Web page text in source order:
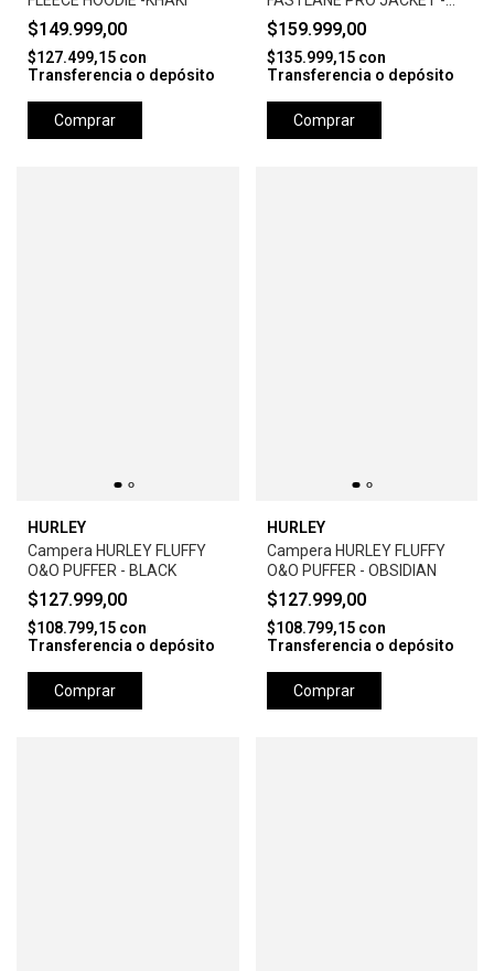
$149.999,00
$127.499,15 con
Transferencia o depósito
Comprar
CAMEL
$159.999,00
$135.999,15 con
Transferencia o depósito
Comprar
HURLEY
Campera HURLEY FLUFFY
O&O PUFFER - BLACK
$127.999,00
$108.799,15 con
Transferencia o depósito
Comprar
HURLEY
Campera HURLEY FLUFFY
O&O PUFFER - OBSIDIAN
$127.999,00
$108.799,15 con
Transferencia o depósito
Comprar